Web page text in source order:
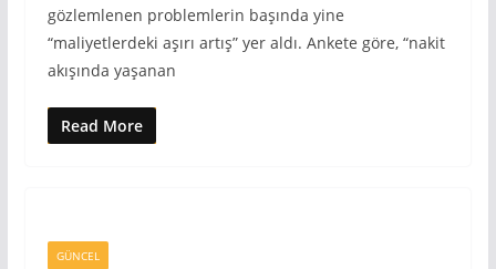
gözlemlenen problemlerin başında yine
“maliyetlerdeki aşırı artış” yer aldı. Ankete göre, “nakit
akışında yaşanan
Read More
GÜNCEL